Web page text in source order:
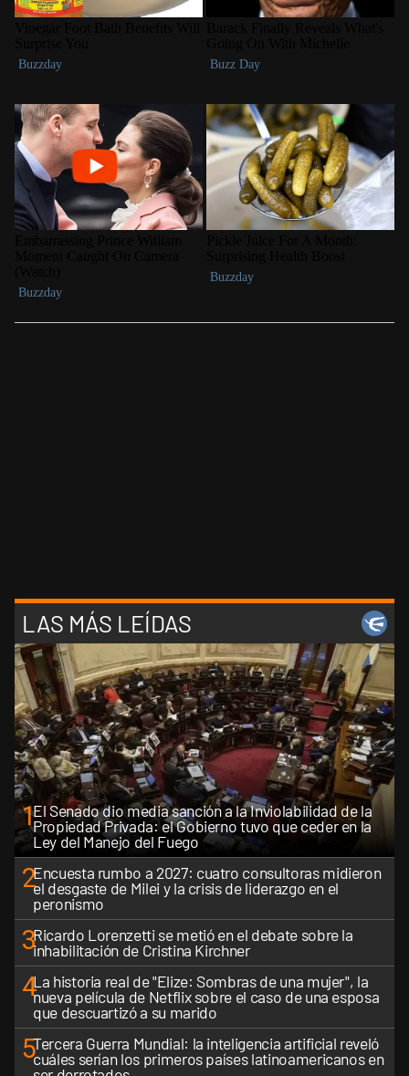
LAS MÁS LEÍDAS
1El Senado dio media sanción a la Inviolabilidad de la
Propiedad Privada: el Gobierno tuvo que ceder en la
Ley del Manejo del Fuego
2Encuesta rumbo a 2027: cuatro consultoras midieron
el desgaste de Milei y la crisis de liderazgo en el
peronismo
3Ricardo Lorenzetti se metió en el debate sobre la
inhabilitación de Cristina Kirchner
4La historia real de "Elize: Sombras de una mujer", la
nueva película de Netflix sobre el caso de una esposa
que descuartizó a su marido
5Tercera Guerra Mundial: la inteligencia artificial reveló
cuáles serían los primeros países latinoamericanos en